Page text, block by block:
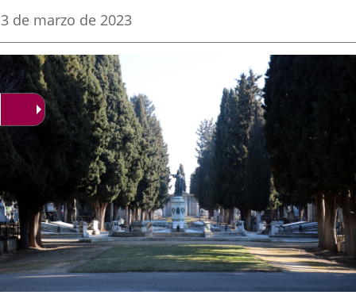
aplicación
externa.
aplicación
externa.
Fecha
la
noticia
3 de marzo de 2023